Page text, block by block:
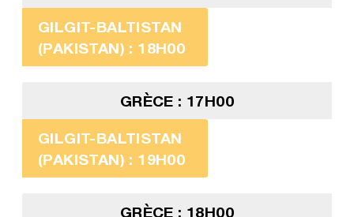
GILGIT-BALTISTAN
(PAKISTAN) : 18H00
GRÈCE : 17H00
GILGIT-BALTISTAN
(PAKISTAN) : 19H00
GRÈCE : 18H00